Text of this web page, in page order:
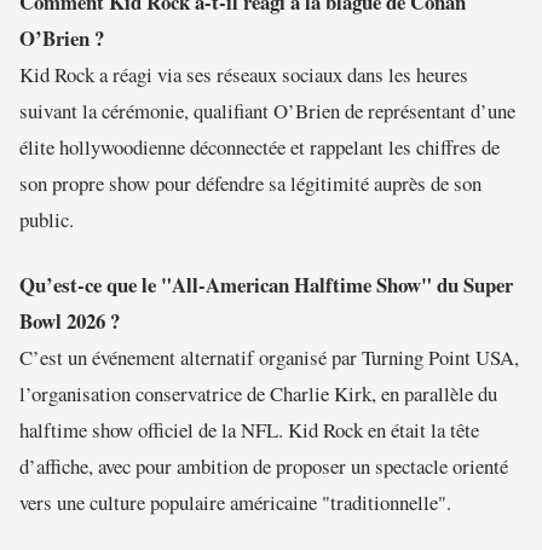
O’Brien ?
Kid Rock a réagi via ses réseaux sociaux dans les heures
suivant la cérémonie, qualifiant O’Brien de représentant d’une
élite hollywoodienne déconnectée et rappelant les chiffres de
son propre show pour défendre sa légitimité auprès de son
public.
Qu’est-ce que le "All-American Halftime Show" du Super
Bowl 2026 ?
C’est un événement alternatif organisé par Turning Point USA,
l’organisation conservatrice de Charlie Kirk, en parallèle du
halftime show officiel de la NFL. Kid Rock en était la tête
d’affiche, avec pour ambition de proposer un spectacle orienté
vers une culture populaire américaine "traditionnelle".